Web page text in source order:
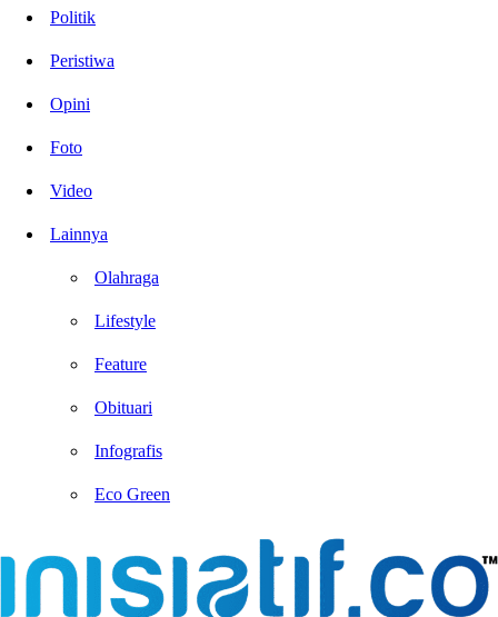
Politik
Peristiwa
Opini
Foto
Video
Lainnya
Olahraga
Lifestyle
Feature
Obituari
Infografis
Eco Green